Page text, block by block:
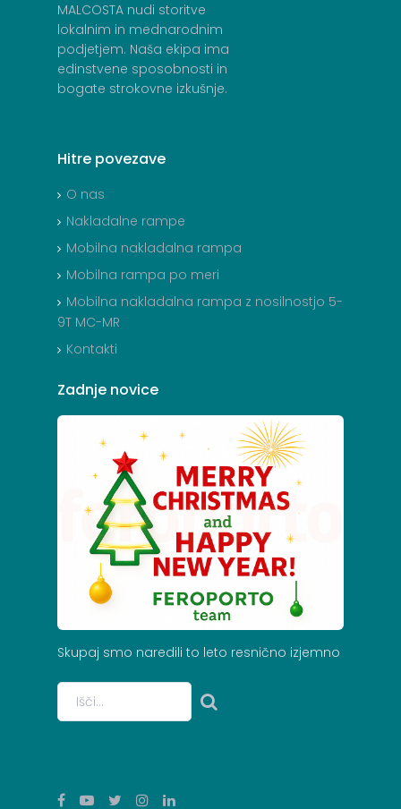
MALCOSTA nudi storitve
lokalnim in mednarodnim
podjetjem. Naša ekipa ima
edinstvene sposobnosti in
bogate strokovne izkušnje.
Hitre povezave
O nas
Nakladalne rampe
Mobilna nakladalna rampa
Mobilna rampa po meri
Mobilna nakladalna rampa z nosilnostjo 5-
9T MC-MR
Kontakti
Zadnje novice
Skupaj smo naredili to leto resnično izjemno